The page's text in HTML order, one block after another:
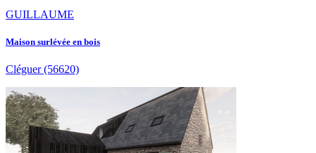
GUILLAUME
Maison surlévée en bois
Cléguer(56620)